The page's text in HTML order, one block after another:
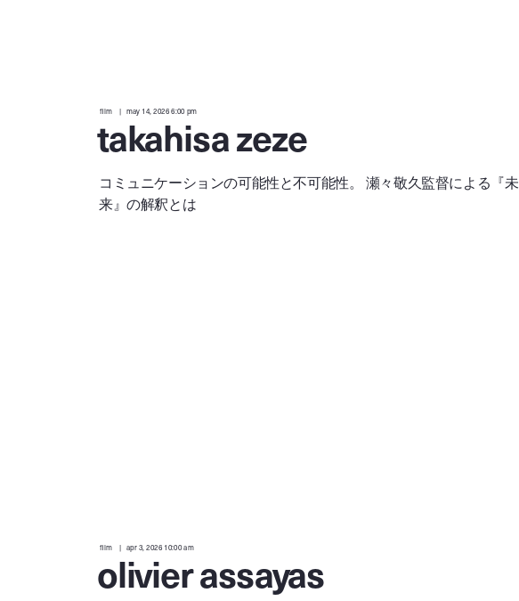
p
film may 14, 2026 6:00 pm
takahisa zeze
コミュニケーションの可能性と不可能性。 瀬々敬久監督による『未
来』の解釈とは
film apr 3, 2026 10:00 am
olivier assayas